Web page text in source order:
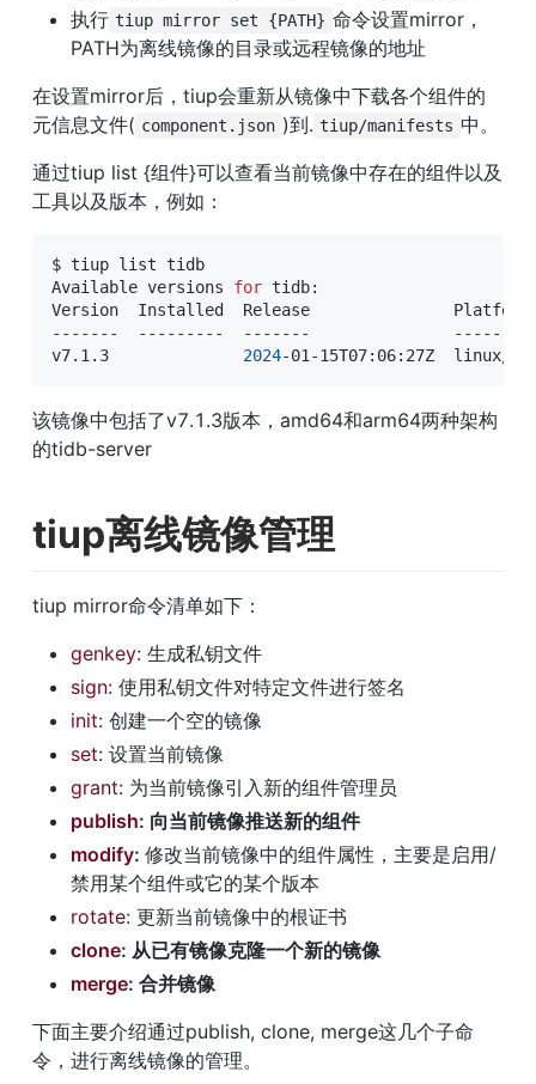
执行 tiup mirror set {PATH} 命令设置mirror，
PATH为离线镜像的目录或远程镜像的地址
在设置mirror后，tiup会重新从镜像中下载各个组件的
元信息文件( component.json )到. tiup/manifests 中。
通过tiup list {组件}可以查看当前镜像中存在的组件以及
工具以及版本，例如：
$ tiup list tidb
Available versions for tidb:
Version  Installed  Release
-------  ---------  -------
v7.1.3 2024-01-15T07:06:27Z  linux/
该镜像中包括了v7.1.3版本，amd64和arm64两种架构
的tidb-server
tiup离线镜像管理
tiup mirror命令清单如下：
genkey: 生成私钥文件
sign: 使用私钥文件对特定文件进行签名
init: 创建一个空的镜像
set: 设置当前镜像
grant: 为当前镜像引入新的组件管理员
publish: 向当前镜像推送新的组件
modify: 修改当前镜像中的组件属性，主要是启用/
禁用某个组件或它的某个版本
rotate: 更新当前镜像中的根证书
clone: 从已有镜像克隆一个新的镜像
merge: 合并镜像
下面主要介绍通过publish, clone, merge这几个子命
令，进行离线镜像的管理。